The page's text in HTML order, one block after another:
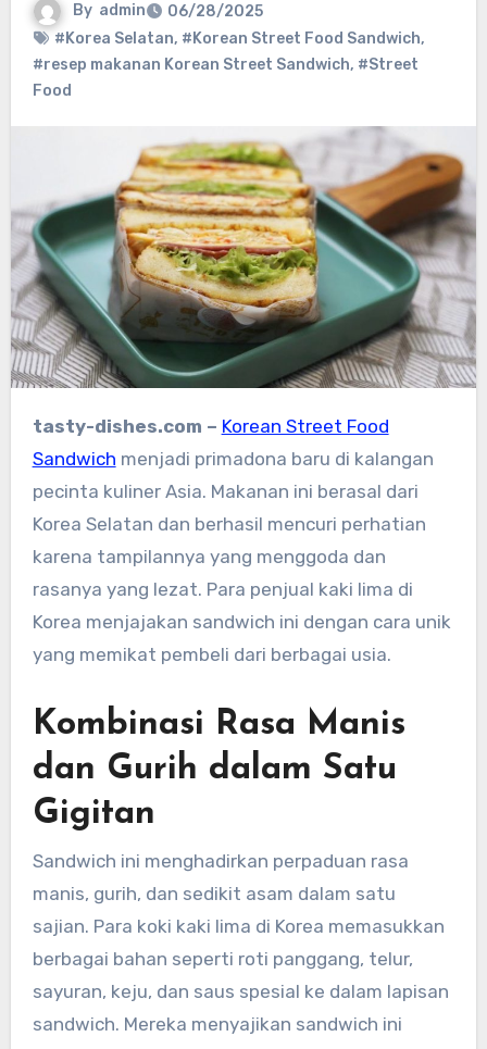
By admin
06/28/2025
#Korea Selatan, #Korean Street Food Sandwich,
#resep makanan Korean Street Sandwich, #Street
Food
tasty-dishes.com – Korean Street Food
Sandwich menjadi primadona baru di kalangan
pecinta kuliner Asia. Makanan ini berasal dari
Korea Selatan dan berhasil mencuri perhatian
karena tampilannya yang menggoda dan
rasanya yang lezat. Para penjual kaki lima di
Korea menjajakan sandwich ini dengan cara unik
yang memikat pembeli dari berbagai usia.
Kombinasi Rasa Manis
dan Gurih dalam Satu
Gigitan
Sandwich ini menghadirkan perpaduan rasa
manis, gurih, dan sedikit asam dalam satu
sajian. Para koki kaki lima di Korea memasukkan
berbagai bahan seperti roti panggang, telur,
sayuran, keju, dan saus spesial ke dalam lapisan
sandwich. Mereka menyajikan sandwich ini